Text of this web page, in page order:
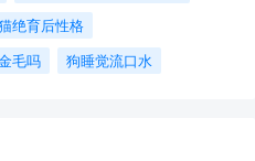
绝育后性格
毛吗 狗睡觉流口水